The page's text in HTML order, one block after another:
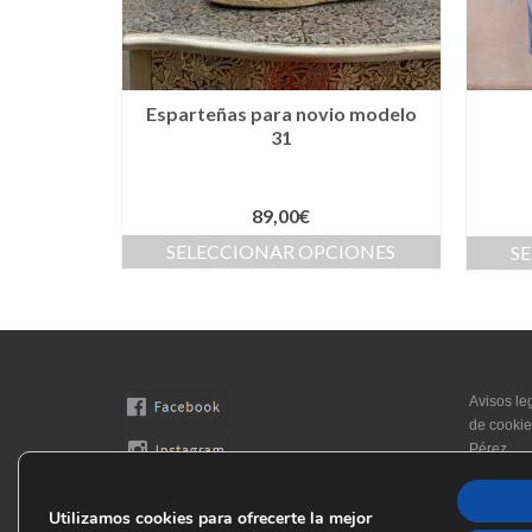
Esparteñas para novio modelo
31
89,00€
SELECCIONAR OPCIONES
Avisos
de
Pérez
Utilizamos cookies para ofrecerte la mejor